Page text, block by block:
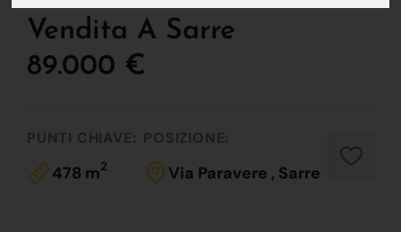
Vendita A Sarre
89.000 €
PUNTI CHIAVE:
478 m2
POSIZIONE:
Via Paravere , Sarre